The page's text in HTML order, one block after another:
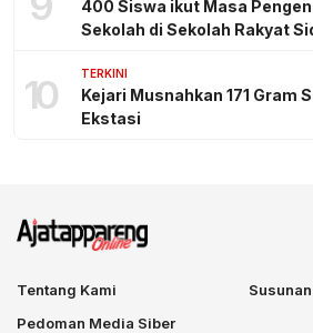
400 Siswa ikut Masa
Sekolah di Sekolah Rakyat
10 TERKINI
Kejari Musnahkan 171 Gram
Ekstasi
Tentang Kami
Pedoman Media Siber